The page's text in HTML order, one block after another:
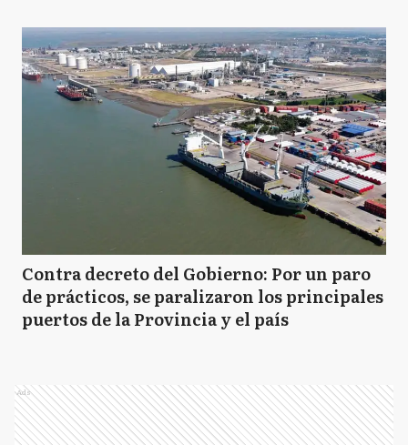
Contra decreto del Gobierno: Por un paro
de prácticos, se paralizaron los principales
puertos de la Provincia y el país
Ads